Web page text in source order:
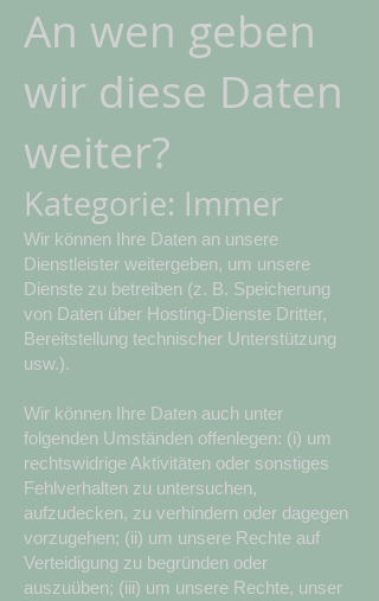
An wen geben
wir diese Daten
weiter?
Kategorie: Immer
Wir können Ihre Daten an unsere
Dienstleister weitergeben, um unsere
Dienste zu betreiben (z. B. Speicherung
von Daten über Hosting-Dienste Dritter,
Bereitstellung technischer Unterstützung
usw.).
Wir können Ihre Daten auch unter
folgenden Umständen offenlegen: (i) um
rechtswidrige Aktivitäten oder sonstiges
Fehlverhalten zu untersuchen,
aufzudecken, zu verhindern oder dagegen
vorzugehen; (ii) um unsere Rechte auf
Verteidigung zu begründen oder
auszuüben; (iii) um unsere Rechte, unser